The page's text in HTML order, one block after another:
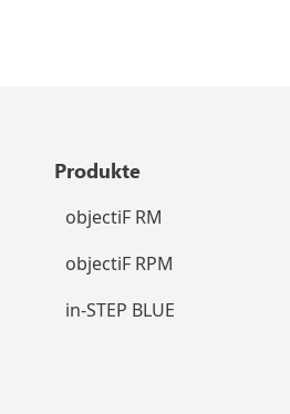
Produkte
objectiF RM
objectiF RPM
in-STEP BLUE